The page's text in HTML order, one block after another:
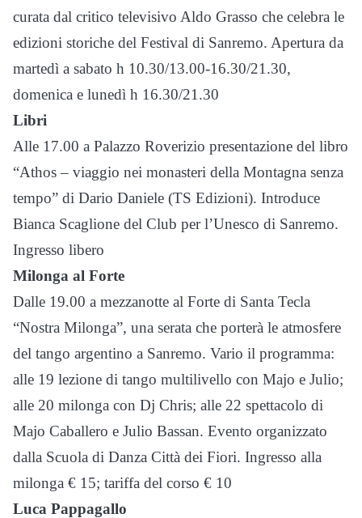
curata dal critico televisivo Aldo Grasso che celebra le
edizioni storiche del Festival di Sanremo. Apertura da
martedì a sabato h 10.30/13.00-16.30/21.30,
domenica e lunedì h 16.30/21.30
Libri
Alle 17.00 a Palazzo Roverizio presentazione del libro
“Athos – viaggio nei monasteri della Montagna senza
tempo” di Dario Daniele (TS Edizioni). Introduce
Bianca Scaglione del Club per l’Unesco di Sanremo.
Ingresso libero
Milonga al Forte
Dalle 19.00 a mezzanotte al Forte di Santa Tecla
“Nostra Milonga”, una serata che porterà le atmosfere
del tango argentino a Sanremo. Vario il programma:
alle 19 lezione di tango multilivello con Majo e Julio;
alle 20 milonga con Dj Chris; alle 22 spettacolo di
Majo Caballero e Julio Bassan. Evento organizzato
dalla Scuola di Danza Città dei Fiori. Ingresso alla
milonga € 15; tariffa del corso € 10
Luca Pappagallo